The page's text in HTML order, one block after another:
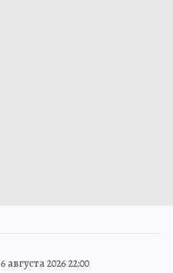
6 августа 2026 22:00